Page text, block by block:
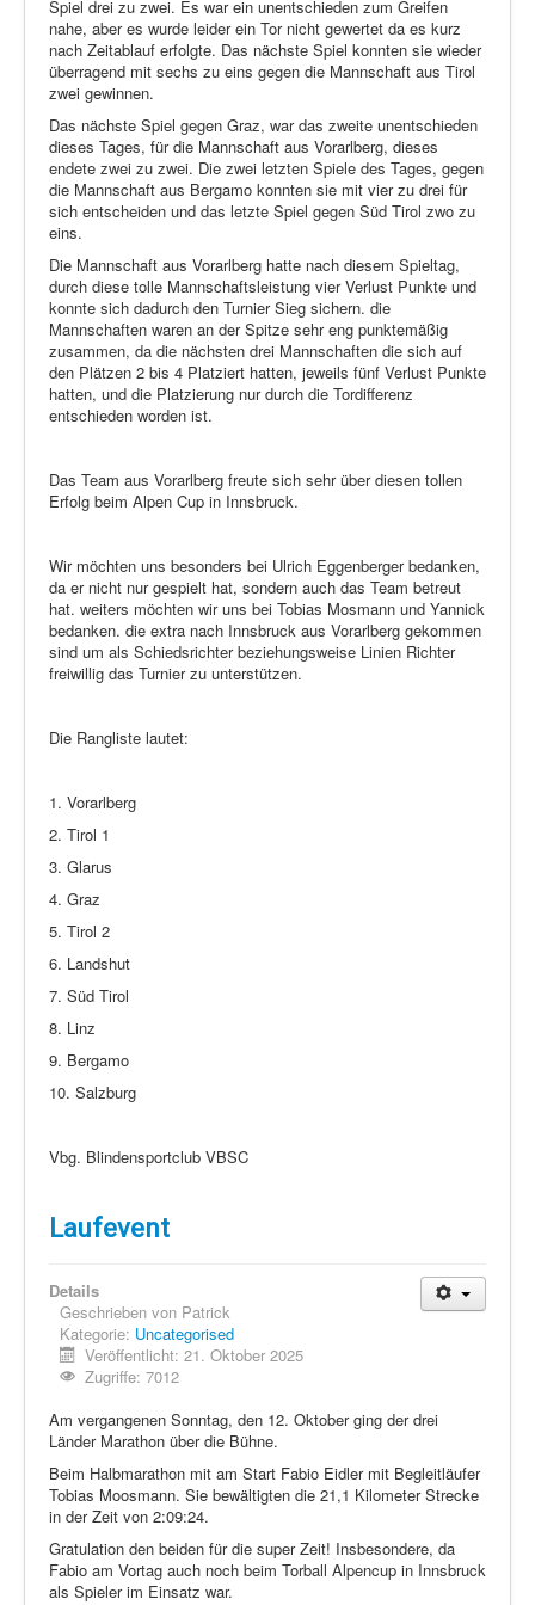
Spiel drei zu zwei. Es war ein unentschieden zum Greifen
nahe, aber es wurde leider ein Tor nicht gewertet da es kurz
nach Zeitablauf erfolgte. Das nächste Spiel konnten sie wieder
überragend mit sechs zu eins gegen die Mannschaft aus Tirol
zwei gewinnen.
Das nächste Spiel gegen Graz, war das zweite unentschieden
dieses Tages, für die Mannschaft aus Vorarlberg, dieses
endete zwei zu zwei. Die zwei letzten Spiele des Tages, gegen
die Mannschaft aus Bergamo konnten sie mit vier zu drei für
sich entscheiden und das letzte Spiel gegen Süd Tirol zwo zu
eins.
Die Mannschaft aus Vorarlberg hatte nach diesem Spieltag,
durch diese tolle Mannschaftsleistung vier Verlust Punkte und
konnte sich dadurch den Turnier Sieg sichern. die
Mannschaften waren an der Spitze sehr eng punktemäßig
zusammen, da die nächsten drei Mannschaften die sich auf
den Plätzen 2 bis 4 Platziert hatten, jeweils fünf Verlust Punkte
hatten, und die Platzierung nur durch die Tordifferenz
entschieden worden ist.
Das Team aus Vorarlberg freute sich sehr über diesen tollen
Erfolg beim Alpen Cup in Innsbruck.
Wir möchten uns besonders bei Ulrich Eggenberger bedanken,
da er nicht nur gespielt hat, sondern auch das Team betreut
hat. weiters möchten wir uns bei Tobias Mosmann und Yannick
bedanken. die extra nach Innsbruck aus Vorarlberg gekommen
sind um als Schiedsrichter beziehungsweise Linien Richter
freiwillig das Turnier zu unterstützen.
Die Rangliste lautet:
1. Vorarlberg
2. Tirol 1
3. Glarus
4. Graz
5. Tirol 2
6. Landshut
7. Süd Tirol
8. Linz
9. Bergamo
10. Salzburg
Vbg. Blindensportclub VBSC
Laufevent
Details
Geschrieben von Patrick
Kategorie: Uncategorised
Veröffentlicht: 21. Oktober 2025
Zugriffe: 7012
Am vergangenen Sonntag, den 12. Oktober ging der drei
Länder Marathon über die Bühne.
Beim Halbmarathon mit am Start Fabio Eidler mit Begleitläufer
Tobias Moosmann. Sie bewältigten die 21,1 Kilometer Strecke
in der Zeit von 2:09:24.
Gratulation den beiden für die super Zeit! Insbesondere, da
Fabio am Vortag auch noch beim Torball Alpencup in Innsbruck
als Spieler im Einsatz war.